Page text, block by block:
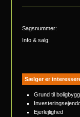
Sagsnummer:
Info & salg:
Sælger er
Grund til
Ejerlejlighed